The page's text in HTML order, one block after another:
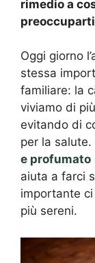
rimedio a
Oggi giorno
stessa
familiare: la
viviamo di
evitando di
per la salute.
e profumato
aiuta a farci
importante
più sereni.